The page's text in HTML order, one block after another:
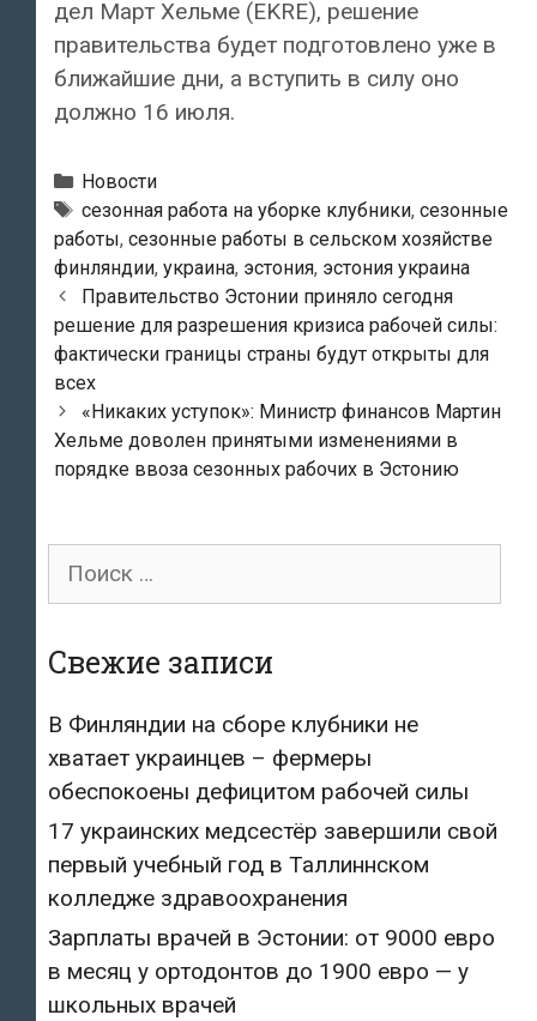
дел Март Хельме (EKRE), решение
правительства будет подготовлено уже в
ближайшие дни, а вступить в силу оно
должно 16 июля.
Рубрики
Новости
Теги
сезонная работа на уборке клубники, сезонные
работы, сезонные работы в сельском хозяйстве
финляндии, украина, эстония, эстония украина
Post
navigation
Правительство Эстонии приняло сегодня
решение для разрешения кризиса рабочей силы:
фактически границы страны будут открыты для
всех
«Никаких уступок»: Министр финансов Мартин
Хельме доволен принятыми изменениями в
порядке ввоза сезонных рабочих в Эстонию
Поиск
Свежие записи
В Финляндии на сборе клубники не
хватает украинцев – фермеры
обеспокоены дефицитом рабочей силы
17 украинских медсестёр завершили свой
первый учебный год в Таллиннском
колледже здравоохранения
Зарплаты врачей в Эстонии: от 9000 евро
в месяц у ортодонтов до 1900 евро — у
школьных врачей